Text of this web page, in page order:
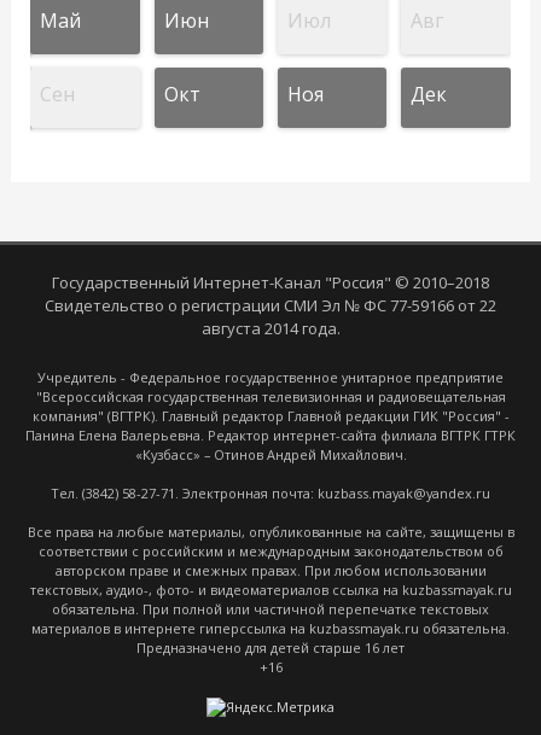
Май Июн Июл Авг
Сен Окт Ноя Дек
Государственный Интернет-Канал "Россия" © 2010–2018
Свидетельство о регистрации СМИ Эл № ФС 77-59166 от 22
августа 2014 года.
Учредитель - Федеральное государственное унитарное предприятие
"Всероссийская государственная телевизионная и радиовещательная
компания" (ВГТРК). Главный редактор Главной редакции ГИК "Россия" -
Панина Елена Валерьевна. Редактор интернет-сайта филиала ВГТРК ГТРК
«Кузбасс» – Отинов Андрей Михайлович.
Тел. (3842) 58-27-71. Электронная почта: kuzbass.mayak@yandex.ru
Все права на любые материалы, опубликованные на сайте, защищены в
соответствии с российским и международным законодательством об
авторском праве и смежных правах. При любом использовании
текстовых, аудио-, фото- и видеоматериалов ссылка на kuzbassmayak.ru
обязательна. При полной или частичной перепечатке текстовых
материалов в интернете гиперссылка на kuzbassmayak.ru обязательна.
Предназначено для детей старше 16 лет
+16